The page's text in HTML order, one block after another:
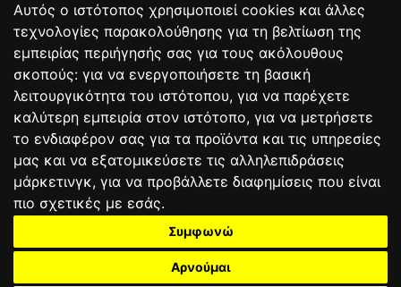
Αυτός ο ιστότοπος χρησιμοποιεί cookies και άλλες
τεχνολογίες παρακολούθησης για τη βελτίωση της
εμπειρίας περιήγησής σας για τους ακόλουθους
σκοπούς: για να ενεργοποιήσετε τη βασική
λειτουργικότητα του ιστότοπου, για να παρέχετε
καλύτερη εμπειρία στον ιστότοπο, για να μετρήσετε
το ενδιαφέρον σας για τα προϊόντα και τις υπηρεσίες
μας και να εξατομικεύσετε τις αλληλεπιδράσεις
μάρκετινγκ, για να προβάλλετε διαφημίσεις που είναι
πιο σχετικές με εσάς.
Συμφωνώ
Αρνούμαι
Bαθμολογία
ΟΡΟΙ ΧΡΗΣΗΣΠΟΛΙΤΙΚΗ ΠΡΟΣΤΑΣΙΑΣ
ΑΓΩΝΕΣΑΠΟΤΕΛΕΣΜΑΤΑΑΓΟΡΑ